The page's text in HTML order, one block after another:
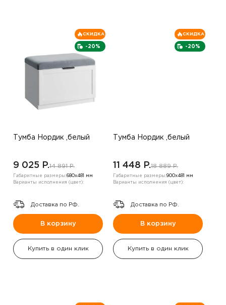
-20%
СКИДКА
Тумба Нордик ,белый
9 025 P.14 891 P.
Габаритные размеры:680х481 мм
Варианты исполнения (цвет):
Доставка по РФ.
В корзину
Купить в один клик
-20%
СКИДКА
Тумба Нордик ,белый
11 448 P.18 889 P.
Габаритные размеры:900х481 мм
Варианты исполнения (цвет):
Доставка по РФ.
В корзину
Купить в один клик